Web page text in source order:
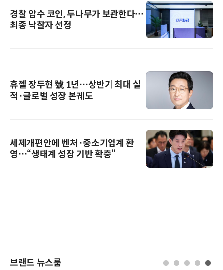
경찰 압수 코인, 두나무가 보관한다…
최종 낙찰자 선정
휴젤 장두현 號 1년…상반기 최대 실
적·글로벌 성장 본궤도
세제개편안에 벤처·중소기업계 환
영…“생태계 성장 기반 확충”
브랜드 뉴스룸